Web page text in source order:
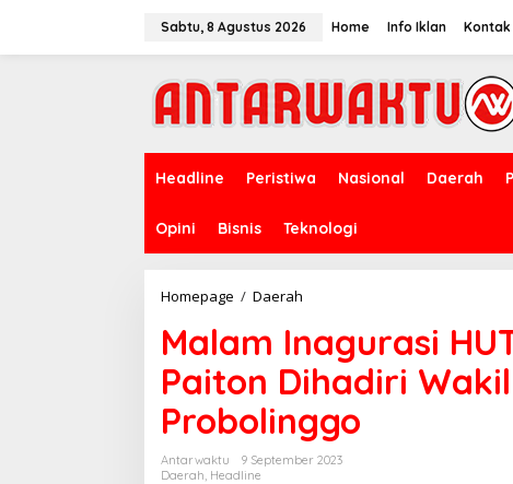
Sabtu, 8 Agustus 2026 Home Info Iklan Kontak
Headline Peristiwa Nasional Daerah
Opini Bisnis Teknologi
Homepage / Daerah
HUT
Ke-
78
Kecamatan
Paiton
Dihadiri
Wakil
Malam Inagurasi
Paiton Dihadiri
Probolinggo
Antarwaktu
9 September 2023
Daerah, Headline